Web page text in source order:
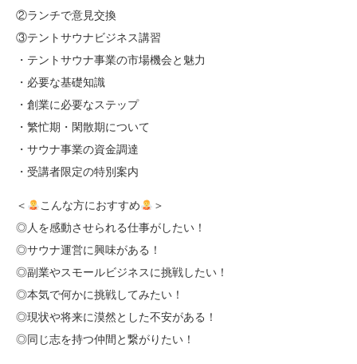
②ランチで意見交換
③テントサウナビジネス講習
・テントサウナ事業の市場機会と魅力
・必要な基礎知識
・創業に必要なステップ
・繁忙期・閑散期について
・サウナ事業の資金調達
・受講者限定の特別案内
＜ こんな方におすすめ
＞
◎人を感動させられる仕事がしたい！
◎サウナ運営に興味がある！
◎副業やスモールビジネスに挑戦したい！
◎本気で何かに挑戦してみたい！
◎現状や将来に漠然とした不安がある！
◎同じ志を持つ仲間と繋がりたい！